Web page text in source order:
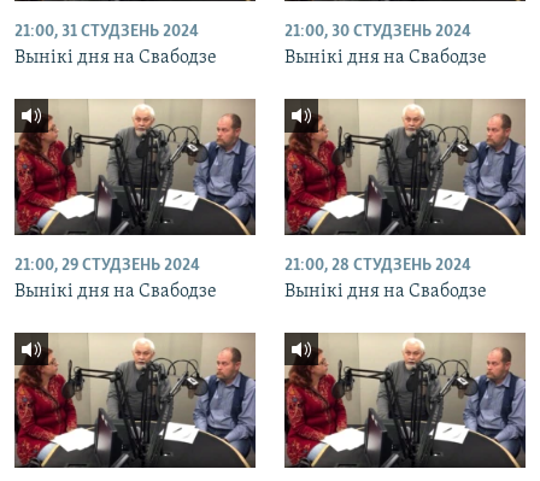
21:00, 31 СТУДЗЕНЬ 2024
Вынікі дня на Свабодзе
21:00, 30 СТУДЗЕНЬ 2024
Вынікі дня на Свабодзе
21:00, 29 СТУДЗЕНЬ 2024
Вынікі дня на Свабодзе
21:00, 28 СТУДЗЕНЬ 2024
Вынікі дня на Свабодзе